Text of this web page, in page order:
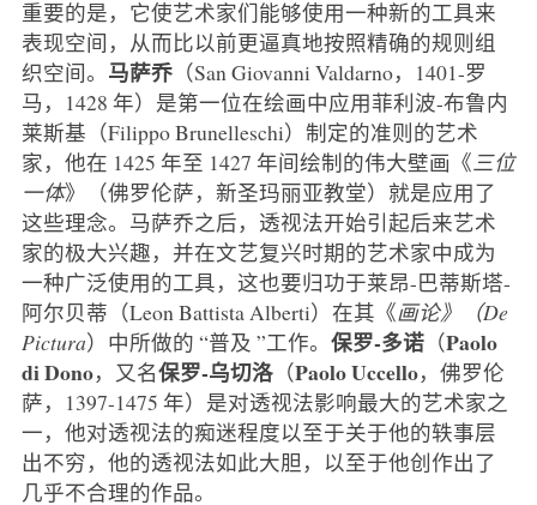
重要的是，它使艺术家们能够使用一种新的工具来
表现空间，从而比以前更逼真地按照精确的规则组
织空间。 马萨乔（San Giovanni Valdarno，1401-罗
马，1428 年）是第一位在绘画中应用菲利波-布鲁内
莱斯基（Filippo Brunelleschi）制定的准则的艺术
家，他在 1425 年至 1427 年间绘制的伟大壁画《三位
一体》（佛罗伦萨，新圣玛丽亚教堂）就是应用了
这些理念。马萨乔之后，透视法开始引起后来艺术
家的极大兴趣，并在文艺复兴时期的艺术家中成为
一种广泛使用的工具，这也要归功于莱昂-巴蒂斯塔-
阿尔贝蒂（Leon Battista Alberti）在其《画论》（De
Pictura）中所做的 “普及 ”工作。 保罗-多诺（Paolo
di Dono，又名保罗-乌切洛（Paolo Uccello，佛罗伦
萨，1397-1475 年）是对透视法影响最大的艺术家之
一，他对透视法的痴迷程度以至于关于他的轶事层
出不穷，他的透视法如此大胆，以至于他创作出了
几乎不合理的作品。